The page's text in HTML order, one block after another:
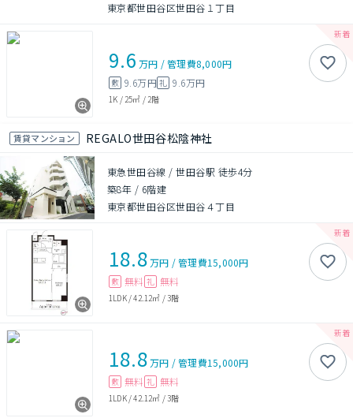
東京都世田谷区世田谷１丁目
9.6 万円 /管理費8,000円
敷 9.6万円礼 9.6万円
1K / 25㎡ / 2階
賃貸マンション REGALO世田谷松陰神社
東急世田谷線 / 世田谷駅 徒歩4分
築8年 / 6階建
東京都世田谷区世田谷４丁目
18.8万円 /管理費15,000円
敷 無料 礼 無料
1LDK/42.12㎡ /3階
18.8万円 /管理費15,000円
敷 無料 礼 無料
1LDK/42.12㎡ /3階